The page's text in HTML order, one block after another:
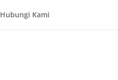
Hubungi Kami